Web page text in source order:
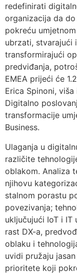
redefinirati
organizacija da
pokreću
ubrzati, stvarajući
transformirajući
predviđanja,
EMEA prijeći će
Erica Spinoni,
Digitalno
transformacije
Business.
Ulaganja u
različite
oblakom. Analiza
njihovu
stalnom porastu
povezivanja;
uključujući IoT i IT
rast DX-a,
oblaku i
uvidi pružaju
prioritete koji